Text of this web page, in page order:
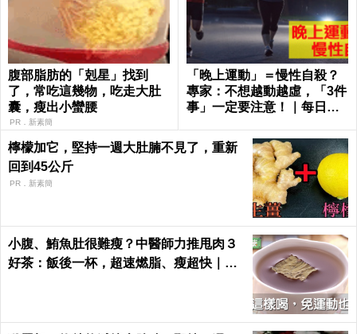
腹部脂肪的「剋星」找到
了，常吃這幾物，吃走大肚
囊，瘦出小蠻腰
PR．新素簡
「晚上運動」＝慢性自殺？
專家：不想越動越虛，「3件
事」一定要注意！｜每日健
檸檬加它，堅持一週大肚腩不見了，重新
回到45公斤
PR．新素簡
小腹、鮪魚肚很難瘦？中醫師力推甩肉３
好茶：飯後一杯，超速燃脂、瘦超快｜每